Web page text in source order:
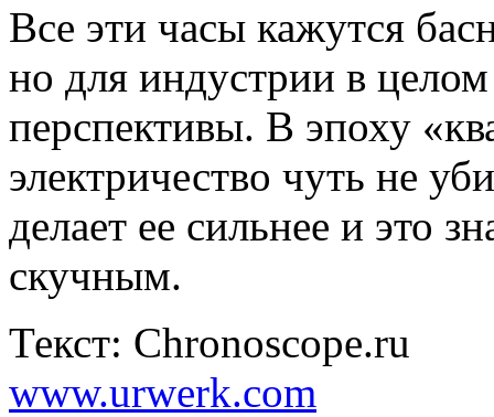
Все эти часы кажутся
но для индустрии в
перспективы. В эпоху
электричество чуть не
делает ее сильнее и это
скучным.
Текст: Chronoscope.ru
www.urwerk.com